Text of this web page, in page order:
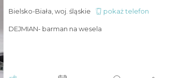
Bielsko-Biała, woj. śląskie pokaż telefon
DEJMIAN- barman na wesela